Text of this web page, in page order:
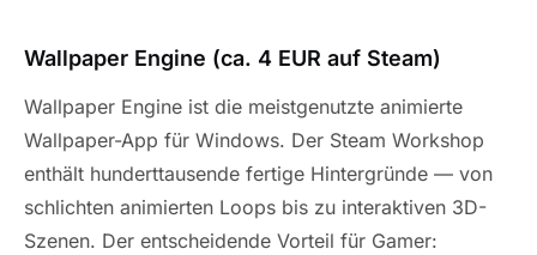
Wallpaper Engine (ca. 4 EUR auf Steam)
Wallpaper Engine ist die meistgenutzte animierte
Wallpaper-App für Windows. Der Steam Workshop
enthält hunderttausende fertige Hintergründe — von
schlichten animierten Loops bis zu interaktiven 3D-
Szenen. Der entscheidende Vorteil für Gamer: